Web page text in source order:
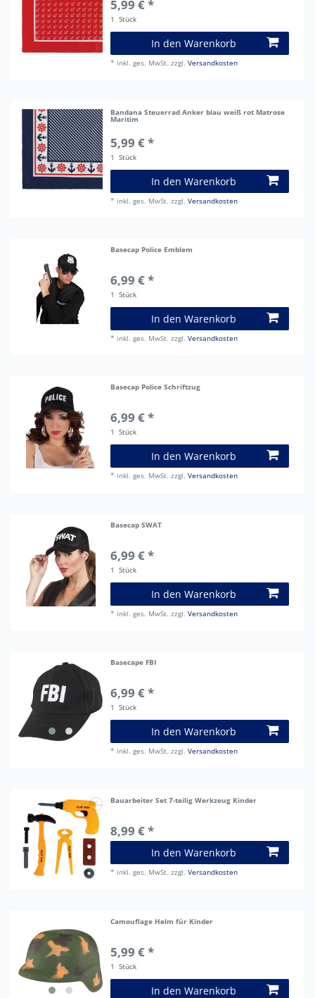
5,99 € *
1 Stück
In den Warenkorb
* inkl. ges. MwSt. zzgl.Versandkosten
Bandana Steuerrad Anker blau weiß rot Matrose
Maritim
5,99 € *
1 Stück
In den Warenkorb
* inkl. ges. MwSt. zzgl.Versandkosten
Basecap Police Emblem
6,99 € *
1 Stück
In den Warenkorb
* inkl. ges. MwSt. zzgl.Versandkosten
Basecap Police Schriftzug
6,99 € *
1 Stück
In den Warenkorb
* inkl. ges. MwSt. zzgl.Versandkosten
Basecap SWAT
6,99 € *
1 Stück
In den Warenkorb
* inkl. ges. MwSt. zzgl.Versandkosten
Basecape FBI
6,99 € *
1 Stück
In den Warenkorb
* inkl. ges. MwSt. zzgl.Versandkosten
Bauarbeiter Set 7-teilig Werkzeug Kinder
8,99 € *
In den Warenkorb
* inkl. ges. MwSt. zzgl.Versandkosten
Camouflage Helm für Kinder
5,99 € *
1 Stück
In den Warenkorb